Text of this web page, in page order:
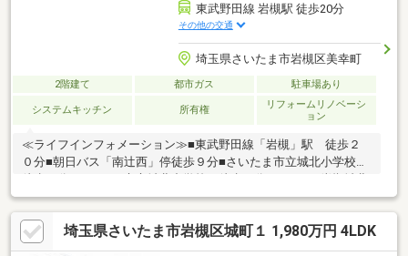
東武野田線 岩槻駅 徒歩20分
その他の交通
埼玉県さいたま市岩槻区美幸町
2階建て 都市ガス 駐車場あり
システムキッチン 所有権
リフォームリノベーシ
ョン
≪ライフインフォメーション≫■東武野田線「岩槻」駅 徒歩２
０分■朝日バス「南辻西」停徒歩９分■さいたま市立城北小学校
店 徒歩７分■ファミリーマート岩槻本宿店 徒歩７分≪仕様・
設備≫■駐車１台可能■設備：都市ガス■２０２６年８月リフォー
ム完了予定 ・キッチン、お風呂、トイレ、洗面台新品交換 ・
クロス張替え ・コンロ新品 ・フロアタイル貼り ・クッショ
埼玉県さいたま市岩槻区城町１ 1,980万円 4LDK